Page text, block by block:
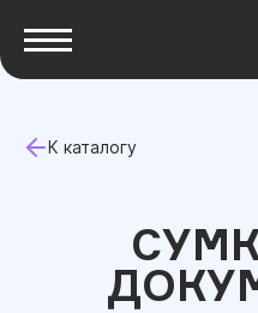
К каталогу